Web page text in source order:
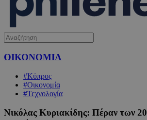
ΟΙΚΟΝΟΜΙΑ
#Κύπρος
#Οικονομία
#Τεχνολογία
Νικόλας Κυριακίδης: Πέραν των